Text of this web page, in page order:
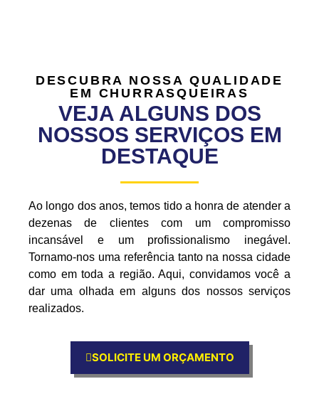
DESCUBRA NOSSA QUALIDADE
EM CHURRASQUEIRAS
VEJA ALGUNS DOS
NOSSOS SERVIÇOS EM
DESTAQUE
Ao longo dos anos, temos tido a honra de atender a
dezenas de clientes com um compromisso
incansável e um profissionalismo inegável.
Tornamo-nos uma referência tanto na nossa cidade
como em toda a região. Aqui, convidamos você a
dar uma olhada em alguns dos nossos serviços
realizados.
SOLICITE UM ORÇAMENTO